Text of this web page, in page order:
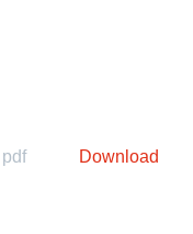
pdf Download